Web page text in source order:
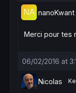
nanoKwant
Merci pour tes
06/02/2016 at
Nicolas